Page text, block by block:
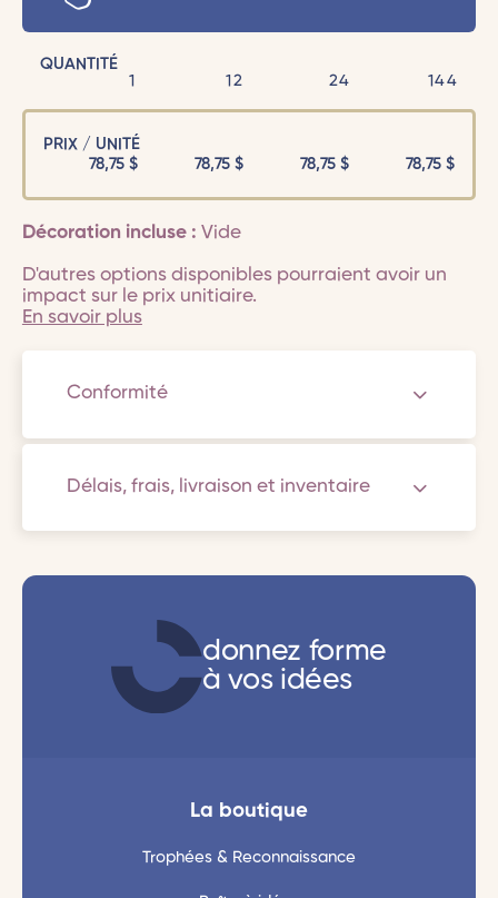
QUANTITÉ
1
12 24 144
PRIX / UNITÉ
78,75 $ 78,75$ 78,75$ 78,75$
Décoration incluse : Vide
D'autres options disponibles pourraient avoir un
impact sur le prix unitiaire.
En savoir plus
Conformité
Délais, frais, livraison et inventaire
donnez forme
à vos idées
La boutique
Trophées & Reconnaissance